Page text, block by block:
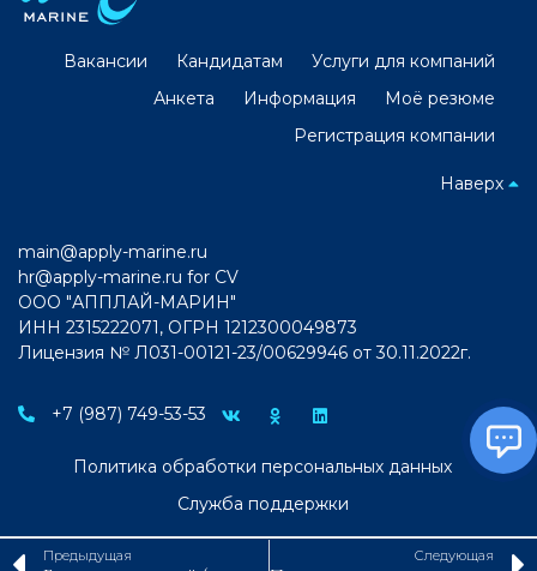
Предыдущая Следующая
Вакансии Кандидатам
Услуги для компаний
Анкета
Информация
Моё резюме
Регистрация компании
Наверх
main@apply-marine.ru
hr@apply-marine.ru for CV
ООО "АППЛАЙ-МАРИН"
ИНН 2315222071, ОГРН 1212300049873
Лицензия № Л031-00121-23/00629946 от 30.11.2022г.
+7 (987) 749-53-53
Политика обработки персональных данных
Служба поддержки